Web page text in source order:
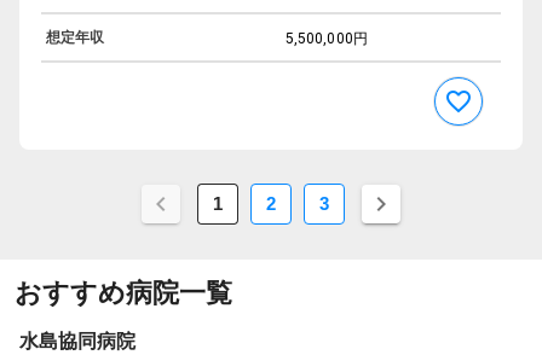
想定年収 5,500,000円
1 2 3
おすすめ病院一覧
水島協同病院